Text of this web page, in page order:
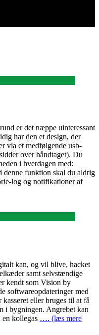
er det næppe uinteressant
har den et design, der
via et medfølgende usb-
over håndtaget). Du
i hverdagen med:
denne funktion skal du aldrig
log og notifikationer af
kan, og vil blive, hacket
samt selvstændige
kendt som Vision by
softwareopdateringer med
eller bruges til at få
i bygningen. Angrebet kan
en kollegas …. (læs mere